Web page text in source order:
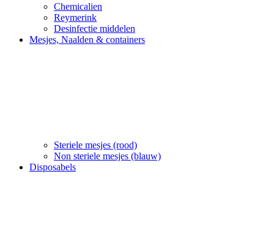
Chemicalien
Reymerink
Desinfectie middelen
Mesjes, Naalden & containers
Steriele mesjes (rood)
Non steriele mesjes (blauw)
Disposabels